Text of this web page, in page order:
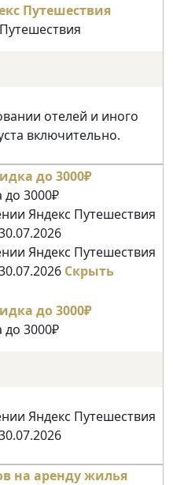
отелей и иного
включительно.
до 3000₽
Яндекс Путешествия
Яндекс Путешествия
Скрыть
до 3000₽
Яндекс Путешествия